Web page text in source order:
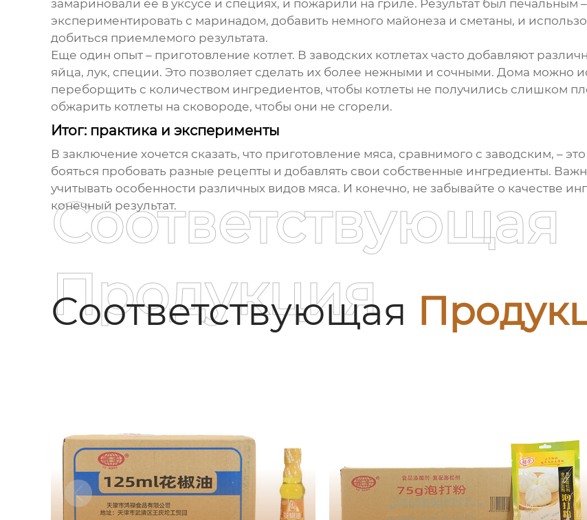
замариновали ее в уксусе и специях, и пожарили на гриле. Результат был
экспериментировать с маринадом, добавить немного майонеза и сметаны, и
добиться приемлемого результата.
Еще один опыт – приготовление котлет. В заводских котлетах часто добавляют
яйца, лук, специи. Это позволяет сделать их более нежными и сочными. Дома можно
переборщить с количеством ингредиентов, чтобы котлеты не получились слишком
обжарить котлеты на сковороде, чтобы они не сгорели.
Итог: практика и эксперименты
В заключение хочется сказать, что приготовление мяса, сравнимого с заводским, –
бояться пробовать разные рецепты и добавлять свои собственные ингредиенты.
учитывать особенности различных видов мяса. И конечно, не забывайте о качестве
конечный результат.
Соответствующая
Соответствующая
Продукция